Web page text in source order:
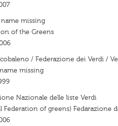
missing
of the Greens
/ Federazione dei Verdi /
missing
Nazionale delle liste Verdi
Federation of greens) Fedarazione